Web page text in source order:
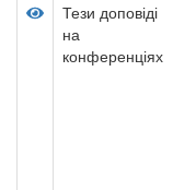
Тези доповіді
на
конференціях